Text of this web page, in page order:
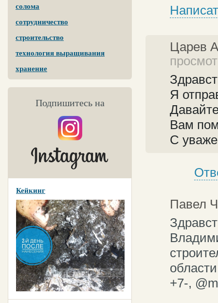
солома
сотрудничество
строительство
технология выращивания
хранение
Подпишитесь на
Кейкинг
Царев
Я
Вам
С
Павел
+7-,